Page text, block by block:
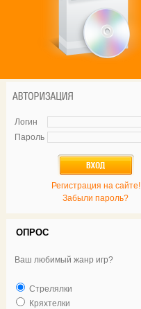
Логин
Пароль
Регистрация на сайте!
Забыли пароль?
ОПРОС
Ваш любимый жанр игр?
Стрелялки
Кряхтелки